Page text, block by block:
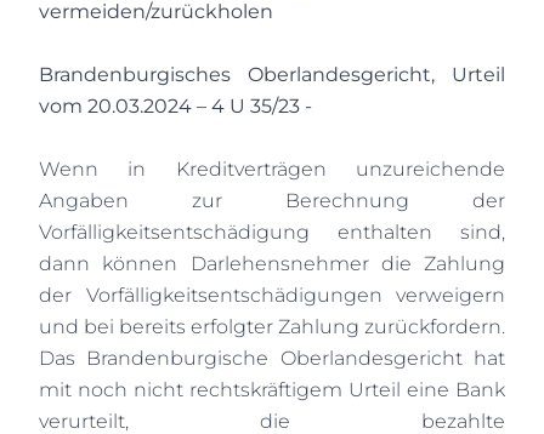
vermeiden/zurückholen
Brandenburgisches Oberlandesgericht, Urteil
vom 20.03.2024 – 4 U 35/23 -
Wenn in Kreditverträgen unzureichende
Angaben zur Berechnung der
Vorfälligkeitsentschädigung enthalten sind,
dann können Darlehensnehmer die Zahlung
der Vorfälligkeitsentschädigungen verweigern
und bei bereits erfolgter Zahlung zurückfordern.
Das Brandenburgische Oberlandesgericht hat
mit noch nicht rechtskräftigem Urteil eine Bank
verurteilt, die bezahlte